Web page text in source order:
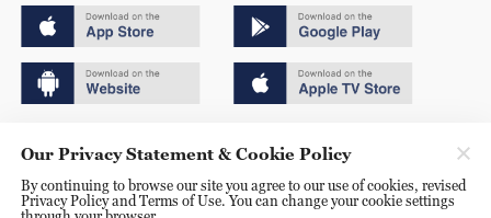
京ICP备20000184号
京公网安备 11010502050052号
Our Privacy Statement & Cookie Policy
By continuing to browse our site you agree to our use of cookies, revised
Privacy Policy and Terms of Use. You can change your cookie settings